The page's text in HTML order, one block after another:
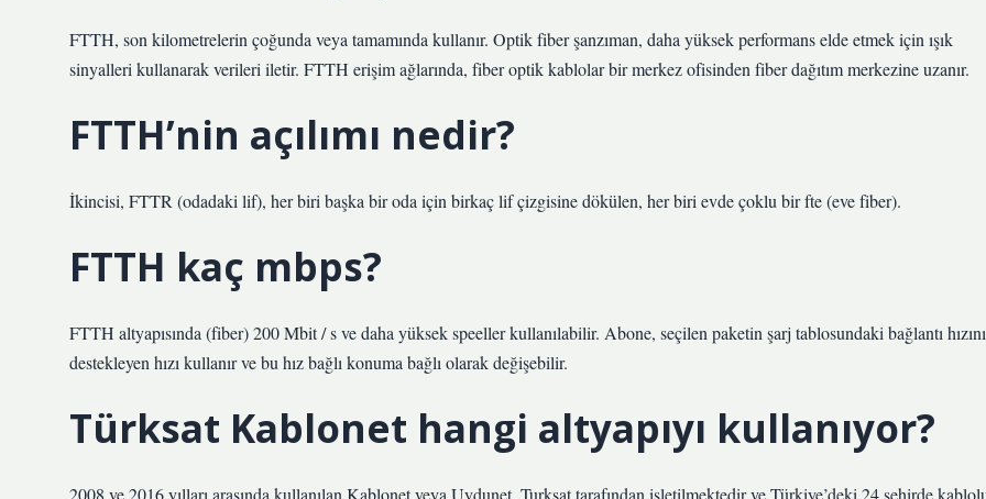
FTTH, son kilometrelerin çoğunda veya tamamında kullanır. Optik fiber şanzıman, daha yüksek performans elde etmek için ışık
sinyalleri kullanarak verileri iletir. FTTH erişim ağlarında, fiber optik kablolar bir merkez ofisinden fiber dağıtım merkezine uzanır.
FTTH’nin açılımı nedir?
İkincisi, FTTR (odadaki lif), her biri başka bir oda için birkaç lif çizgisine dökülen, her biri evde çoklu bir fte (eve fiber).
FTTH kaç mbps?
FTTH altyapısında (fiber) 200 Mbit / s ve daha yüksek speeller kullanılabilir. Abone, seçilen paketin şarj tablosundaki bağlantı hızını
destekleyen hızı kullanır ve bu hız bağlı konuma bağlı olarak değişebilir.
Türksat Kablonet hangi altyapıyı kullanıyor?
2008 ve 2016 yılları arasında kullanılan Kablonet veya Uydunet, Turksat tarafından işletilmektedir ve Türkiye’deki 24 şehirde